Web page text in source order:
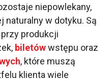
niepowlekany,
naturalny w dotyku. Są
produkcji
biletówwstępu oraz
, które muszą
klienta wiele